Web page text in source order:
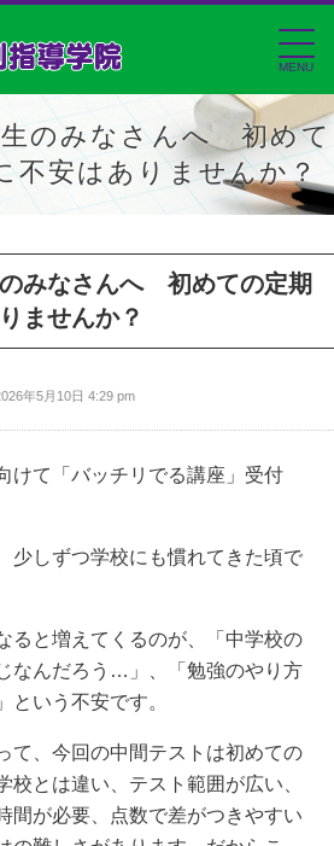
MENU
生のみなさんへ 初めて
不安はありませんか？
みなさんへ 初めての定期
ませんか？
年5月10日 4:29 pm
けて「バッチリでる講座」受付
少しずつ学校にも慣れてきた頃で
ると増えてくるのが、「中学校の
なんだろう…」、「勉強のやり方
いう不安です。
て、今回の中間テストは初めての
校とは違い、テスト範囲が広い、
間が必要、点数で差がつきやすい